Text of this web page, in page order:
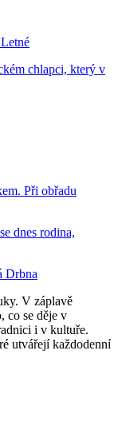
chlapci, který v
Při obřadu
dnes rodina,
Drbna
V záplavě
co se děje v
i v kultuře.
utvářejí každodenní